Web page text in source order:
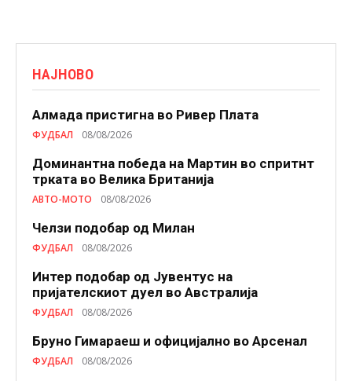
НАЈНОВО
Алмада пристигна во Ривер Плата
ФУДБАЛ 08/08/2026
Доминантна победа на Мартин во спритнт
трката во Велика Британија
АВТО-МОТО 08/08/2026
Челзи подобaр од Милан
ФУДБАЛ 08/08/2026
Интер подобар од Јувентус на
пријателскиот дуел во Австралија
ФУДБАЛ 08/08/2026
Бруно Гимараеш и официјално во Арсенал
ФУДБАЛ 08/08/2026